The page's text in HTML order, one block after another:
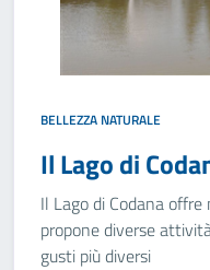
BELLEZZA NATURALE
Il Lago di
Il Lago di Codana
propone diverse
gusti più diversi